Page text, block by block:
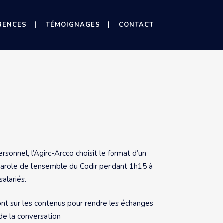
TÉMOIGNAGES CONTACT
l’Agirc-Arcco choisit le format d’un
de l’ensemble du Codir pendant 1h15 à
sur les contenus pour rendre les échanges
la conversation